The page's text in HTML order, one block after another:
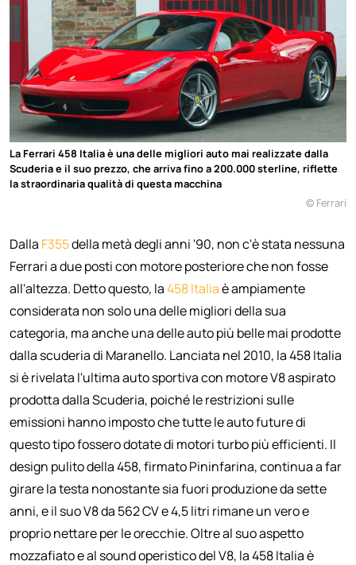
La Ferrari 458 Italia è una delle migliori auto mai realizzate dalla
Scuderia e il suo prezzo, che arriva fino a 200.000 sterline, riflette
la straordinaria qualità di questa macchina
© Ferrari
Dalla F355della metà degli anni '90, non c'è stata nessuna
Ferrari a due posti con motore posteriore che non fosse
all'altezza. Detto questo, la458 Italiaè ampiamente
considerata non solo una delle migliori della sua
categoria, ma anche una delle auto più belle mai prodotte
dalla scuderia di Maranello. Lanciata nel 2010, la 458 Italia
si è rivelata l'ultima auto sportiva con motore V8 aspirato
prodotta dalla Scuderia, poiché le restrizioni sulle
emissioni hanno imposto che tutte le auto future di
questo tipo fossero dotate di motori turbo più efficienti. Il
design pulito della 458, firmato Pininfarina, continua a far
girare la testa nonostante sia fuori produzione da sette
anni, e il suo V8 da 562 CV e 4,5 litri rimane un vero e
proprio nettare per le orecchie. Oltre al suo aspetto
mozzafiato e al sound operistico del V8, la 458 Italia è